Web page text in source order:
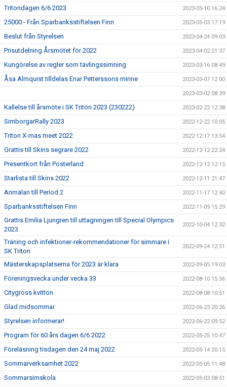
Tritondagen 6/6 2023 2023-05-10 16:24
25000:- Från Sparbanksstiftelsen Finn 2023-05-03 17:19
Beslut från Styrelsen 2023-04-24 09:03
Prisutdelning Årsmötet för 2022 2023-04-02 21:37
Kungörelse av regler som tävlingssimning 2023-03-16 08:49
Åsa Almquist tilldelas Enar Petterssons minne 2023-03-07 12:00
2023-03-02 08:39
Kallelse till årsmöte i SK Triton 2023 (230222) 2023-02-22 12:38
SimborgarRally 2023 2022-12-22 10:05
Triton X-mas meet 2022 2022-12-17 13:54
Grattis till Skins segrare 2022 2022-12-12 22:24
Presentkort från Posterland 2022-12-12 12:15
Starlista till Skins 2022 2022-12-11 21:47
Anmälan till Period 2 2022-11-17 12:40
Sparbanksstiftelsen Finn 2022-11-09 15:29
Grattis Emilia Ljungren till uttagningen till Special Olympics
2023
2022-10-04 12:32
Träning och infektioner-rekommendationer för simmare i
SK Triton
2022-09-24 12:51
Mästerskapsplatserna för 2023 är klara 2022-09-05 19:03
Föreningsvecka under vecka 33 2022-08-10 15:56
Citygross kvitton 2022-08-08 10:51
Glad midsommar 2022-06-23 20:26
Styrelsen informerar! 2022-06-22 09:52
Program för 60 års dagen 6/6 2022 2022-05-25 10:47
Föreläsning tisdagen den 24 maj 2022 2022-05-14 20:15
Sommarverksamhet 2022 2022-05-05 11:48
Sommarsimskola 2022-05-03 08:51